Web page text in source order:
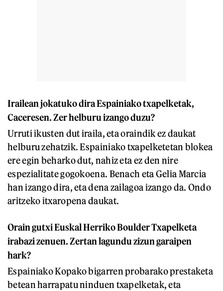
Irailean jokatuko dira Espainiako txapelketak,
Caceresen. Zer helburu izango duzu?
Urruti ikusten dut iraila, eta oraindik ez daukat
helburu zehatzik. Espainiako txapelketetan blokea
ere egin beharko dut, nahiz eta ez den nire
espezialitate gogokoena. Benach eta Gelia Marcia
han izango dira, eta dena zailagoa izango da. Ondo
aritzeko itxaropena daukat.
Orain gutxi Euskal Herriko Boulder Txapelketa
irabazi zenuen. Zertan lagundu zizun garaipen
hark?
Espainiako Kopako bigarren probarako prestaketa
betean harrapatu ninduen txapelketak, eta